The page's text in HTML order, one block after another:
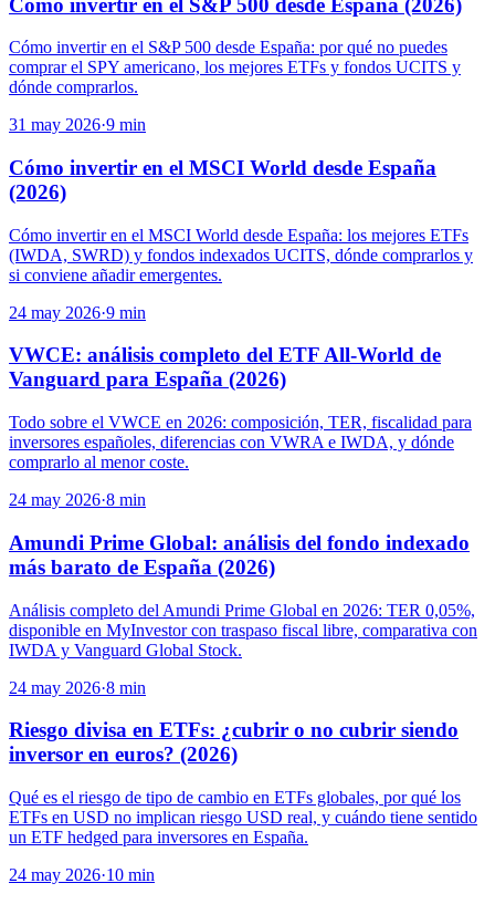
Cómo invertir en el S&P 500 desde España: por qué no puedes
comprar el SPY americano, los mejores ETFs y fondos UCITS y
dónde comprarlos.
31 may 2026·9 min
Cómo invertir en el MSCI World desde España
(2026)
Cómo invertir en el MSCI World desde España: los mejores ETFs
(IWDA, SWRD) y fondos indexados UCITS, dónde comprarlos y
si conviene añadir emergentes.
24 may 2026·9 min
VWCE: análisis completo del ETF All-World de
Vanguard para España (2026)
Todo sobre el VWCE en 2026: composición, TER, fiscalidad para
inversores españoles, diferencias con VWRA e IWDA, y dónde
comprarlo al menor coste.
24 may 2026·8 min
Amundi Prime Global: análisis del fondo indexado
más barato de España (2026)
Análisis completo del Amundi Prime Global en 2026: TER 0,05%,
disponible en MyInvestor con traspaso fiscal libre, comparativa con
IWDA y Vanguard Global Stock.
24 may 2026·8 min
Riesgo divisa en ETFs: ¿cubrir o no cubrir siendo
inversor en euros? (2026)
Qué es el riesgo de tipo de cambio en ETFs globales, por qué los
ETFs en USD no implican riesgo USD real, y cuándo tiene sentido
un ETF hedged para inversores en España.
24 may 2026·10 min